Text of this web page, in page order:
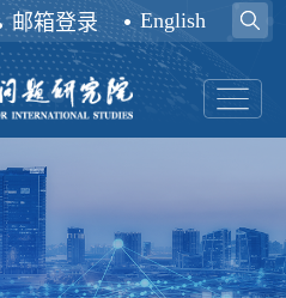
邮箱登录 English